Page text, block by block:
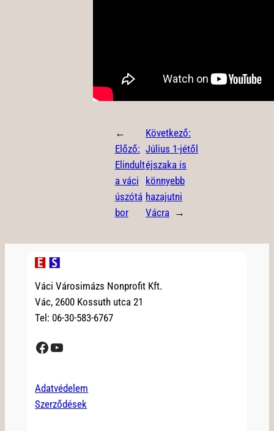
←
Előző:
Elindult
a váci
úszótá
bor
Következő:
Július 1-jétől
éjszaka is
könnyebb
hazajutni
Vácra →
Váci Városimázs Nonprofit Kft.
Vác, 2600 Kossuth utca 21
Tel: 06-30-583-6767
Facebook YouTube
Adatvédelem
Szerződések